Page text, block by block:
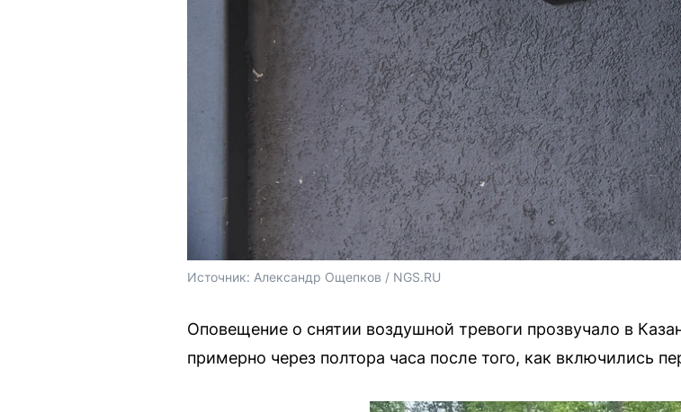
Источник: Александр Ощепков / NGS.RU
Оповещение о снятии воздушной тревоги прозвучало в
примерно через полтора часа после того, как включились